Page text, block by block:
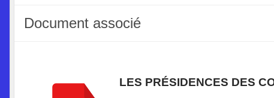
Document associé
LES PRÉSIDENCES DES